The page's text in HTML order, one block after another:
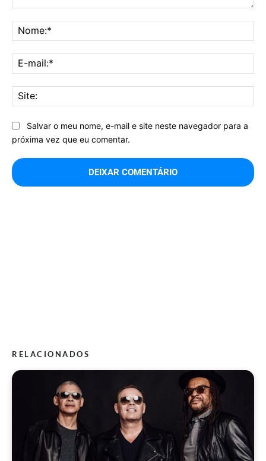
Salvar o meu nome, e-mail e site neste navegador para a
próxima vez que eu comentar.
RELACIONADOS